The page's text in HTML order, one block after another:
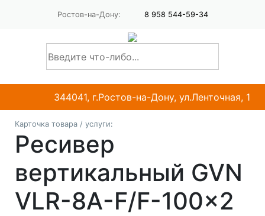
Ростов-на-Дону: 8 958 544-59-34
344041, г.Ростов-на-Дону, ул.Ленточная, 1
Карточка товара / услуги:
Ресивер
вертикальный GVN
VLR-8A-F/F-100x2